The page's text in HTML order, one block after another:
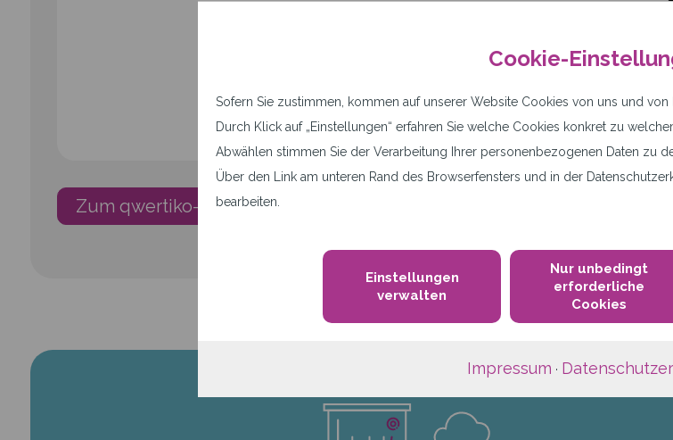
Cookie-
Sofern Sie zustimmen, kommen auf unserer Website Cookies von uns und von
Durch Klick auf „Einstellungen“ erfahren Sie welche Cookies konkret zu
Abwählen stimmen Sie der Verarbeitung Ihrer personenbezogenen Daten zu
Über den Link am unteren Rand des Browserfensters und in der
bearbeiten.
Einstellungen
verwalten
Nur unbedingt
erforderliche
Cookies
Impressum ·
nachdenkt oder
einen Blick wert!
Zum qwertiko-Blog